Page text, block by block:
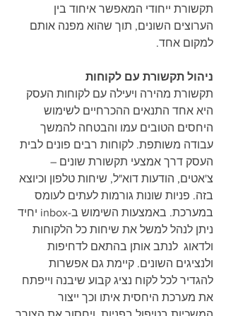
תקשורת ייחודי המאפשר איחוד בין
הערוצים השונים, תוך שהוא מפנה אותם
למקום אחד.
ניהול תקשורת עם לקוחות
תקשורת מהירה ויעילה עם לקוחות העסק
היא אחד התנאים ההכרחיים לשימוש
היחסים הטובים עמו והבטחה להמשך
עבודה משותפת. לקוחות רבים פונים לבית
העסק דרך אמצעי תקשורת שונים –
צ'אטים, הודעות דוא"ל, שיחות טלפון וכיוצא
בזה. פניות שונות גורמות לעתים לעומס
במערכת. באמצעות השימוש ב-inbox יחיד
ניתן לנהל למשל את שיחות כל הלקוחות
ולדאוג  לנתב אותן בהתאם לדחיפות
ולנציגים השונים. קיימת גם אפשרות
להגדיר לכל לקוח נציג קבוע שיבנה וייפתח
את מערכת היחסית איתו וכך ייצור